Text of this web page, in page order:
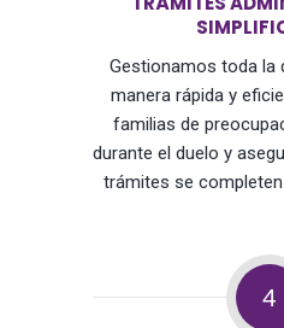
Gestionamos toda la
manera rápida y
familias de
durante el duelo y
trámites se
4